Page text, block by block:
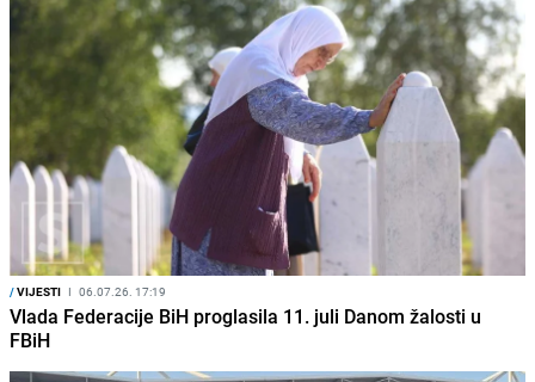
/VIJESTI I 06.07.26. 17:19
Vlada Federacije BiH proglasila 11. juli Danom žalosti u
FBiH